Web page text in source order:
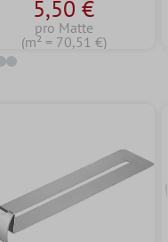
5,50 €
pro Matte
(m² = 70,51 €)